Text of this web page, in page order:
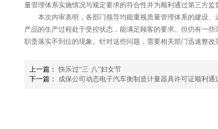
量管理体系实施情况与规定要求的符合性并为顺利通过第三方监
本次内审表明，各部门领导均能重视质量管理体系的建设
产品的生产过程处于受控状态，能满足顾客的要求。但仍有一
职责落实不到位的现象。针对这些问题，需要相关部门迅速整
上一篇：
快乐过“三·八”妇女节
下一篇：
成保公司动态电子汽车衡制造计量器具许可证顺利通